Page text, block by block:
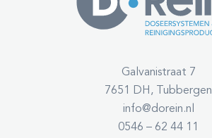
Galvanistraat 7
7651 DH, Tubbergen
info@dorein.nl
0546 – 62 44 11